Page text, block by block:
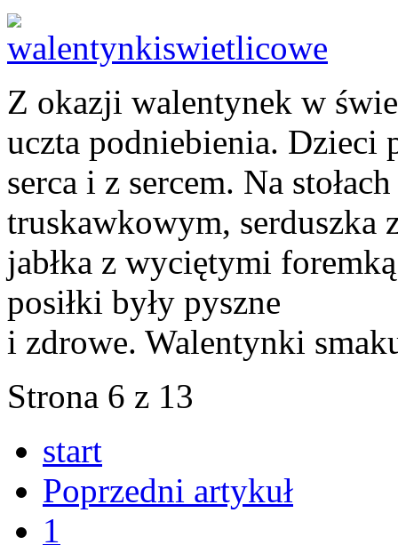
Z okazji walentynek w
uczta podniebienia. Dzieci
serca i z sercem. Na
truskawkowym, serduszka
jabłka z wyciętymi
posiłki były pyszne
i zdrowe. Walentynki
Strona 6 z 13
start
Poprzedni artykuł
1